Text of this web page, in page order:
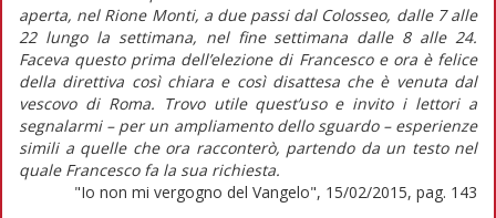
aperta, nel Rione Monti, a due passi dal Colosseo, dalle 7 alle
22 lungo la settimana, nel fine settimana dalle 8 alle 24.
Faceva questo prima dell’elezione di Francesco e ora è felice
della direttiva così chiara e così disattesa che è venuta dal
vescovo di Roma. Trovo utile quest’uso e invito i lettori a
segnalarmi – per un ampliamento dello sguardo – esperienze
simili a quelle che ora racconterò, partendo da un testo nel
quale Francesco fa la sua richiesta.
"Io non mi vergogno del Vangelo", 15/02/2015, pag. 143